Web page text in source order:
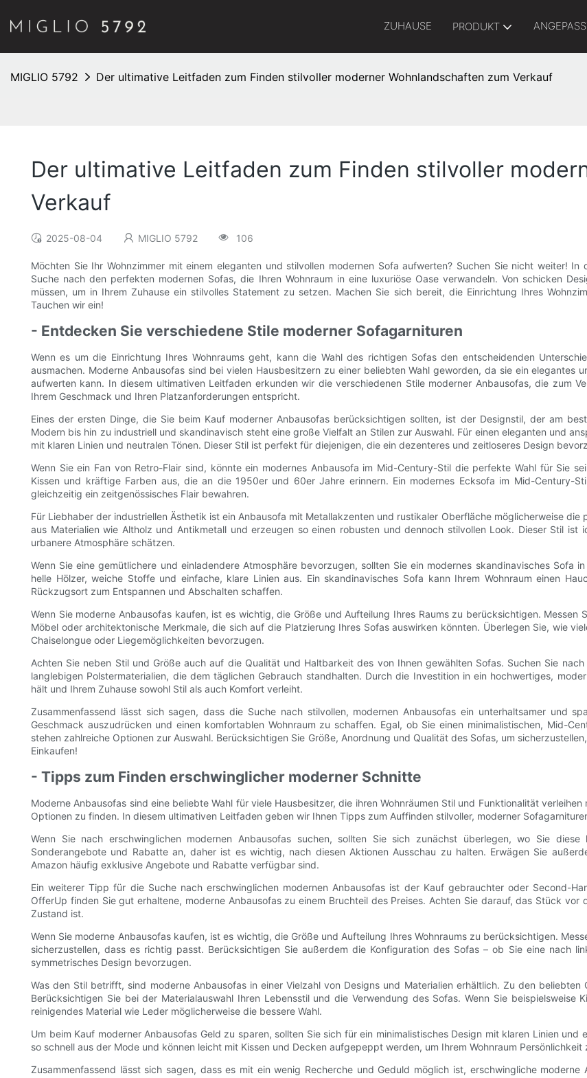
ZUHAUSE PRODUKT
MIGLIO 5792 Der ultimative Leitfaden zum Finden stilvoller moderner Wohnlandschaften zum Verkauf
Der ultimative Leitfaden zum Finden stilvoller
Verkauf
2025-08-04 MIGLIO 5792 106
Möchten Sie Ihr Wohnzimmer mit einem eleganten und stilvollen modernen Sofa aufwerten? Suchen Sie nicht weiter!
Suche nach den perfekten modernen Sofas, die Ihren Wohnraum in eine luxuriöse Oase verwandeln. Von schicken
müssen, um in Ihrem Zuhause ein stilvolles Statement zu setzen. Machen Sie sich bereit, die Einrichtung Ihres
Tauchen wir ein!
- Entdecken Sie verschiedene Stile moderner Sofagarnituren
Wenn es um die Einrichtung Ihres Wohnraums geht, kann die Wahl des richtigen Sofas den entscheidenden
ausmachen. Moderne Anbausofas sind bei vielen Hausbesitzern zu einer beliebten Wahl geworden, da sie ein elegantes
aufwerten kann. In diesem ultimativen Leitfaden erkunden wir die verschiedenen Stile moderner Anbausofas, die zum
Ihrem Geschmack und Ihren Platzanforderungen entspricht.
Eines der ersten Dinge, die Sie beim Kauf moderner Anbausofas berücksichtigen sollten, ist der Designstil, der am
Modern bis hin zu industriell und skandinavisch steht eine große Vielfalt an Stilen zur Auswahl. Für einen eleganten und
mit klaren Linien und neutralen Tönen. Dieser Stil ist perfekt für diejenigen, die ein dezenteres und zeitloseres Design
Wenn Sie ein Fan von Retro-Flair sind, könnte ein modernes Anbausofa im Mid-Century-Stil die perfekte Wahl für Sie
Kissen und kräftige Farben aus, die an die 1950er und 60er Jahre erinnern. Ein modernes Ecksofa im Mid-Century-
gleichzeitig ein zeitgenössisches Flair bewahren.
Für Liebhaber der industriellen Ästhetik ist ein Anbausofa mit Metallakzenten und rustikaler Oberfläche möglicherweise
aus Materialien wie Altholz und Antikmetall und erzeugen so einen robusten und dennoch stilvollen Look. Dieser Stil
urbanere Atmosphäre schätzen.
Wenn Sie eine gemütlichere und einladendere Atmosphäre bevorzugen, sollten Sie ein modernes skandinavisches Sofa
helle Hölzer, weiche Stoffe und einfache, klare Linien aus. Ein skandinavisches Sofa kann Ihrem Wohnraum einen
Rückzugsort zum Entspannen und Abschalten schaffen.
Wenn Sie moderne Anbausofas kaufen, ist es wichtig, die Größe und Aufteilung Ihres Raums zu berücksichtigen.
Möbel oder architektonische Merkmale, die sich auf die Platzierung Ihres Sofas auswirken könnten. Überlegen Sie, wie
Chaiselongue oder Liegemöglichkeiten bevorzugen.
Achten Sie neben Stil und Größe auch auf die Qualität und Haltbarkeit des von Ihnen gewählten Sofas. Suchen Sie
langlebigen Polstermaterialien, die dem täglichen Gebrauch standhalten. Durch die Investition in ein hochwertiges,
hält und Ihrem Zuhause sowohl Stil als auch Komfort verleiht.
Zusammenfassend lässt sich sagen, dass die Suche nach stilvollen, modernen Anbausofas ein unterhaltsamer und
Geschmack auszudrücken und einen komfortablen Wohnraum zu schaffen. Egal, ob Sie einen minimalistischen, Mid-
stehen zahlreiche Optionen zur Auswahl. Berücksichtigen Sie Größe, Anordnung und Qualität des Sofas, um
Einkaufen!
- Tipps zum Finden erschwinglicher moderner Schnitte
Moderne Anbausofas sind eine beliebte Wahl für viele Hausbesitzer, die ihren Wohnräumen Stil und Funktionalität
Optionen zu finden. In diesem ultimativen Leitfaden geben wir Ihnen Tipps zum Auffinden stilvoller, moderner
Wenn Sie nach erschwinglichen modernen Anbausofas suchen, sollten Sie sich zunächst überlegen, wo Sie
Sonderangebote und Rabatte an, daher ist es wichtig, nach diesen Aktionen Ausschau zu halten. Erwägen Sie
Amazon häufig exklusive Angebote und Rabatte verfügbar sind.
Ein weiterer Tipp für die Suche nach erschwinglichen modernen Anbausofas ist der Kauf gebrauchter oder Second-
OfferUp finden Sie gut erhaltene, moderne Anbausofas zu einem Bruchteil des Preises. Achten Sie darauf, das Stück
Zustand ist.
Wenn Sie moderne Anbausofas kaufen, ist es wichtig, die Größe und Aufteilung Ihres Wohnraums zu berücksichtigen.
sicherzustellen, dass es richtig passt. Berücksichtigen Sie außerdem die Konfiguration des Sofas – ob Sie eine nach
symmetrisches Design bevorzugen.
Was den Stil betrifft, sind moderne Anbausofas in einer Vielzahl von Designs und Materialien erhältlich. Zu den
Berücksichtigen Sie bei der Materialauswahl Ihren Lebensstil und die Verwendung des Sofas. Wenn Sie
reinigendes Material wie Leder möglicherweise die bessere Wahl.
Um beim Kauf moderner Anbausofas Geld zu sparen, sollten Sie sich für ein minimalistisches Design mit klaren Linien
so schnell aus der Mode und können leicht mit Kissen und Decken aufgepeppt werden, um Ihrem Wohnraum Persönlichkeit
Zusammenfassend lässt sich sagen, dass es mit ein wenig Recherche und Geduld möglich ist, erschwingliche